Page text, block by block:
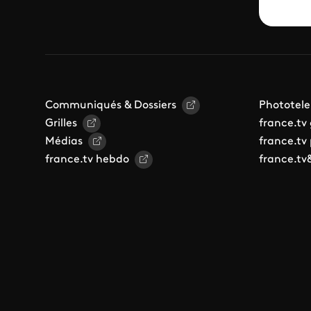
Communiqués & Dossiers
Grilles
Médias
france.tv hebdo
Phototele
france.tv
france.tv